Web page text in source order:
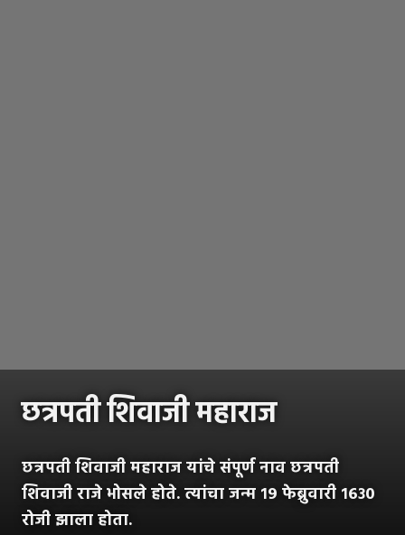
छत्रपती शिवाजी महाराज
छत्रपती शिवाजी महाराज यांचे संपूर्ण नाव छत्रपती
शिवाजी राजे भोसले होते. त्यांचा जन्म १९ फेब्रुवारी १६३०
रोजी झाला होता.